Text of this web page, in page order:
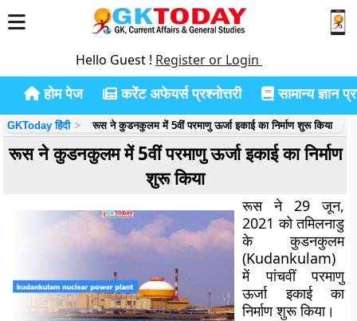
Hello Guest ! Register or Login
होम पेज करेंट अफेयर्स प्रश्नोत्तरी सामान्य ज्ञान
GKToday हिंदी रूस ने कुडनकुलम में 5वीं परमाणु ऊर्जा इकाई का निर्माण शुरू किया
रूस ने कुडनकुलम में 5वीं परमाणु ऊर्जा इकाई का निर्माण
शुरू किया
रूस ने 29 जून,
2021 को तमिलनाडु
के कुडनकुलम
(Kudankulam)
में पांचवीं परमाणु
ऊर्जा इकाई का
निर्माण शुरू किया।